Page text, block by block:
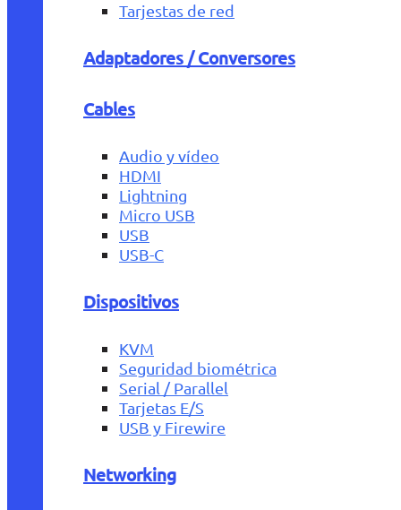
Tarjestas de red
Adaptadores / Conversores
Cables
Audio y vídeo
HDMI
Lightning
Micro USB
USB
USB-C
Dispositivos
KVM
Seguridad biométrica
Serial / Parallel
Tarjetas E/S
USB y Firewire
Networking